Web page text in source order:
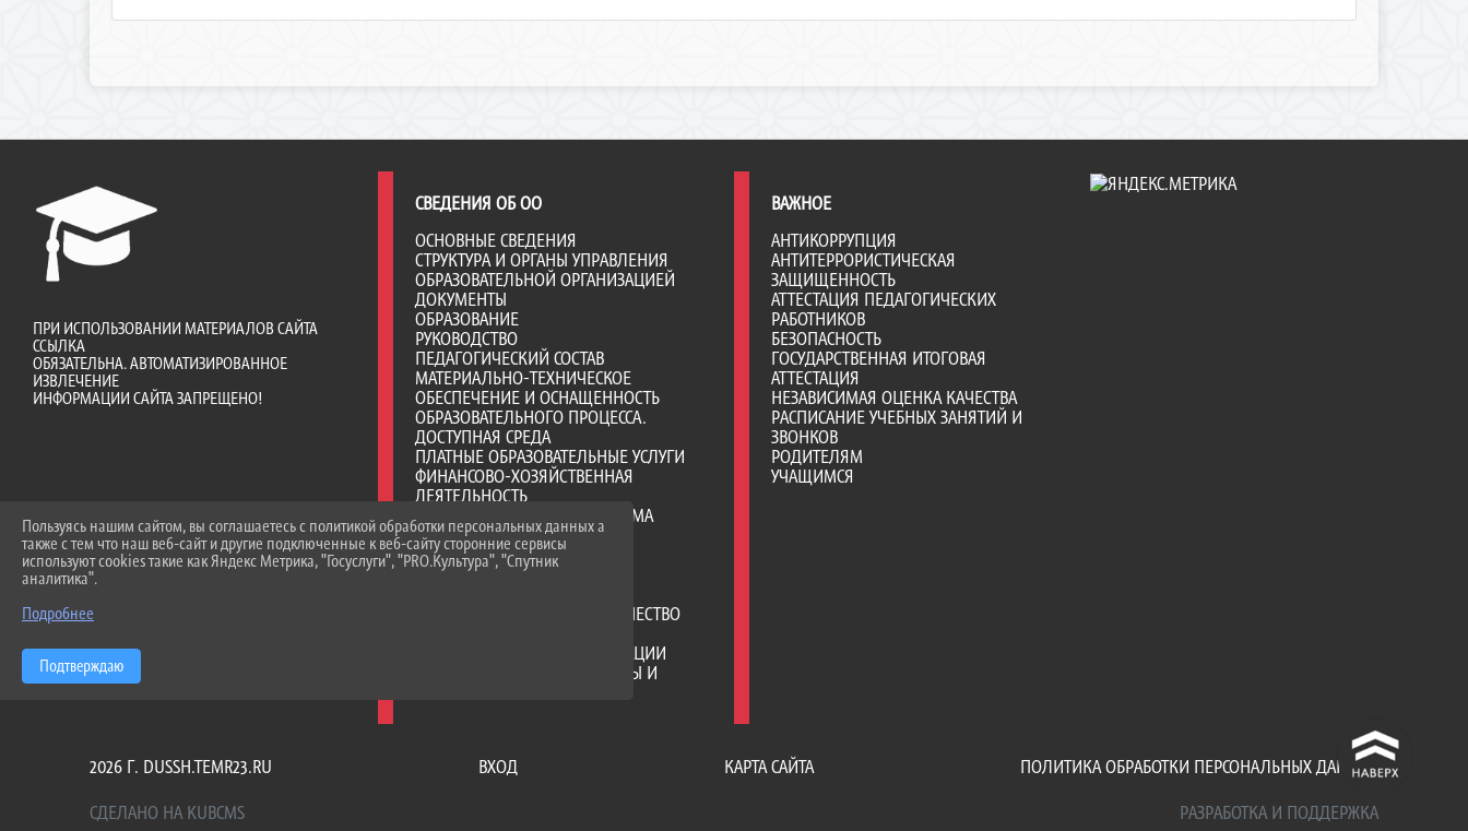
ПРИ ИСПОЛЬЗОВАНИИ МАТЕРИАЛОВ САЙТА
ССЫЛКА
ОБЯЗАТЕЛЬНА. АВТОМАТИЗИРОВАННОЕ
ИЗВЛЕЧЕНИЕ
ИНФОРМАЦИИ САЙТА ЗАПРЕЩЕНО!
СВЕДЕНИЯ ОБ ОО
ОСНОВНЫЕ СВЕДЕНИЯ
СТРУКТУРА И ОРГАНЫ УПРАВЛЕНИЯ
ОБРАЗОВАТЕЛЬНОЙ ОРГАНИЗАЦИЕЙ
ДОКУМЕНТЫ
ОБРАЗОВАНИЕ
РУКОВОДСТВО
ПЕДАГОГИЧЕСКИЙ СОСТАВ
МАТЕРИАЛЬНО-ТЕХНИЧЕСКОЕ
ОБЕСПЕЧЕНИЕ И ОСНАЩЕННОСТЬ
ОБРАЗОВАТЕЛЬНОГО ПРОЦЕССА.
ДОСТУПНАЯ СРЕДА
ПЛАТНЫЕ ОБРАЗОВАТЕЛЬНЫЕ УСЛУГИ
ФИНАНСОВО-ХОЗЯЙСТВЕННАЯ
ДЕЯТЕЛЬНОСТЬ
ВАКАНТНЫЕ МЕСТА ДЛЯ ПРИЕМА
(ПЕРЕВОДА) ОБУЧАЮЩИХСЯ
СТИПЕНДИИ И ИНЫЕ ВИДЫ
МАТЕРИАЛЬНОЙ ПОДДЕРЖКИ
МЕЖДУНАРОДНОЕ СОТРУДНИЧЕСТВО
ОБРАЗОВАТЕЛЬНОЙ ОРГАНИЗАЦИИ
ОБРАЗОВАТЕЛЬНЫЕ СТАНДАРТЫ И
ВАЖНОЕ
АНТИКОРРУПЦИЯ
АНТИТЕРРОРИСТИЧЕСКАЯ
ЗАЩИЩЕННОСТЬ
АТТЕСТАЦИЯ ПЕДАГОГИЧЕСКИХ
РАБОТНИКОВ
БЕЗОПАСНОСТЬ
ГОСУДАРСТВЕННАЯ ИТОГОВАЯ
АТТЕСТАЦИЯ
НЕЗАВИСИМАЯ ОЦЕНКА КАЧЕСТВА
РАСПИСАНИЕ УЧЕБНЫХ ЗАНЯТИЙ И
ЗВОНКОВ
РОДИТЕЛЯМ
УЧАЩИМСЯ
^
2026 Г. DUSSH.TEMR23.RU ВХОД КАРТА САЙТА
ПОЛИТИКА ОБРАБОТКИ ПЕРСОНАЛЬНЫХ ДАННЫХ
СДЕЛАНО НА KUBCMS
РАЗРАБОТКА И ПОДДЕРЖКА
Пользуясь нашим сайтом, вы соглашаетесь с политикой обработки персональных данных а
также с тем что наш веб-сайт и другие подключенные к веб-сайту сторонние сервисы
используют cookies такие как Яндекс Метрика, "Госуслуги", "PRO.Культура", "Спутник
аналитика".
Подробнее
Подтверждаю